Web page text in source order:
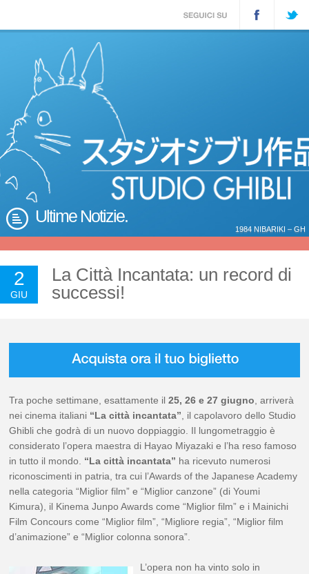
Ultime Notizie.
1984 NIBARIKI – GH
2
GIU
La Città Incantata: un record di
successi!
Tra poche settimane, esattamente il25, 26 e 27 giugno, arriverà
nei cinema italiani “La città incantata”, il capolavoro dello Studio
Ghibli che godrà di un nuovo doppiaggio. Il lungometraggio è
considerato l’opera maestra di Hayao Miyazaki e l’ha reso famoso
in tutto il mondo. “La città incantata” ha ricevuto numerosi
riconoscimenti in patria, tra cui l’Awards of the Japanese Academy
nella categoria “Miglior film” e “Miglior canzone” (di Youmi
Kimura), il Kinema Junpo Awards come “Miglior film” e i Mainichi
Film Concours come “Miglior film”, “Migliore regia”, “Miglior film
d’animazione” e “Miglior colonna sonora”.
L’opera non ha vinto solo in